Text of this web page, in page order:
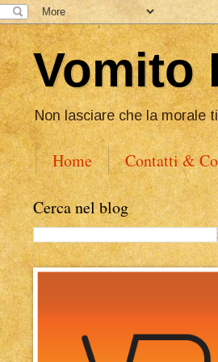
Vomito
Non lasciare che la morale
Home Contatti &
Cerca nel blog